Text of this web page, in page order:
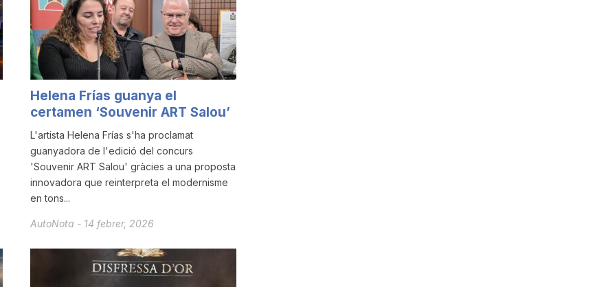
Helena Frías guanya el
certamen ‘Souvenir ART Salou’
L'artista Helena Frías s'ha proclamat
guanyadora de l'edició del concurs
'Souvenir ART Salou' gràcies a una proposta
innovadora que reinterpreta el modernisme
en tons...
AutoNota - 14 febrer, 2026